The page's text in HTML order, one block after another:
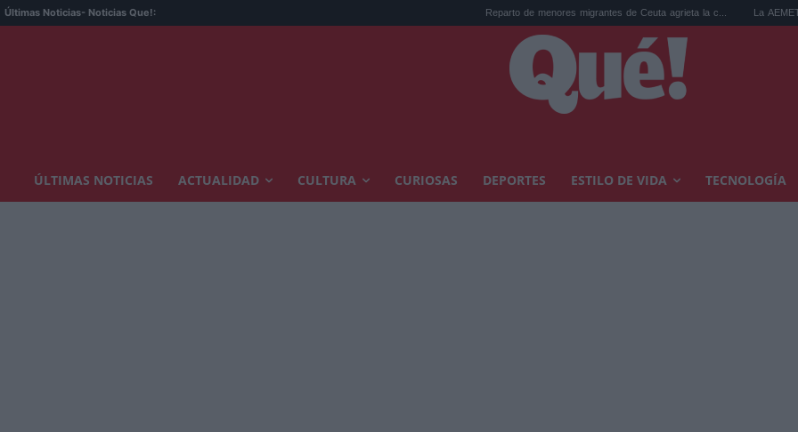
Últimas Noticias- Noticias Que!: Reparto de menores migrantes de Ceuta agrieta la c... La AEMET prepara una
ÚLTIMAS NOTICIAS ACTUALIDAD CULTURA CURIOSAS DEPORTES ESTILO DE VIDA TECNOLOGÍA